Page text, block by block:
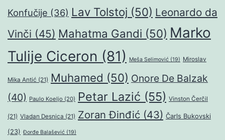
Konfučije (36) Lav Tolstoj (50) Leonardo da
Vinči (45) Mahatma Gandi (50) Marko
Tulije Ciceron (81) Meša Selimović (19) Miroslav
Mika Antić (21) Muhamed (50) Onore De Balzak
(40) Paulo Koeljo (20) Petar Lazić (55) Vinston Čerčil
(21) Vladan Desnica (21) Zoran Đinđić (43) Čarls Bukovski
(23) Đorđe Balašević (19)